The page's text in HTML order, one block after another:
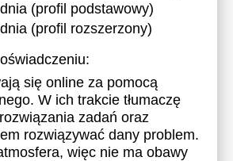
(profil podstawowy)
(profil rozszerzony)
się online za pomocą
W ich trakcie tłumaczę
zadań oraz
rozwiązywać dany problem.
więc nie ma obawy